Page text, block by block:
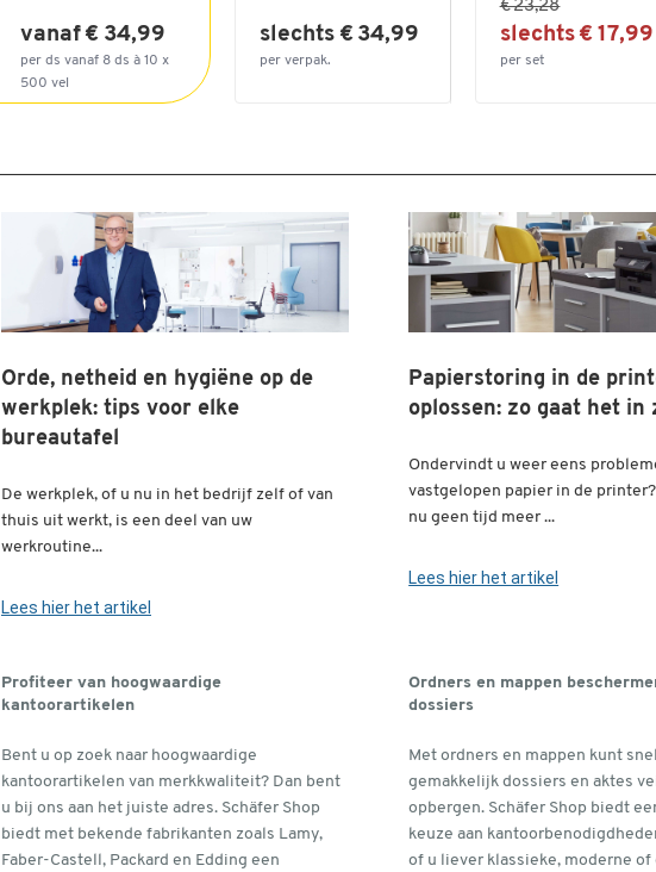
vanaf € 34,99
per ds vanaf 8 ds à 10 x
500 vel
slechts € 34,99
per verpak.
€ 23,28
slechts € 17,99
per set
Orde, netheid en hygiëne op de
werkplek: tips voor elke
bureautafel
De werkplek, of u nu in het bedrijf zelf of van
thuis uit werkt, is een deel van uw
werkroutine...
Lees hier het artikel
Papierstoring in de
oplossen: zo gaat het in
Ondervindt u weer eens
vastgelopen papier in de
nu geen tijd meer ...
Lees hier het artikel
Profiteer van hoogwaardige
kantoorartikelen
Bent u op zoek naar hoogwaardige
kantoorartikelen van merkkwaliteit? Dan bent
u bij ons aan het juiste adres. Schäfer Shop
biedt met bekende fabrikanten zoals Lamy,
Faber-Castell, Packard en Edding een
Ordners en mappen
dossiers
Met ordners en mappen kunt
gemakkelijk dossiers en aktes
opbergen. Schäfer Shop biedt
keuze aan
of u liever klassieke, moderne of